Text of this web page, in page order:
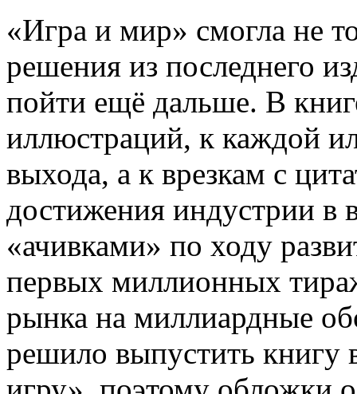
«Игра и мир» смогла не
решения из последнего
пойти ещё дальше. В
иллюстраций, к каждой
выхода, а к врезкам с
достижения индустрии в
«ачивками» по ходу
первых миллионных
рынка на миллиардные
решило выпустить книгу